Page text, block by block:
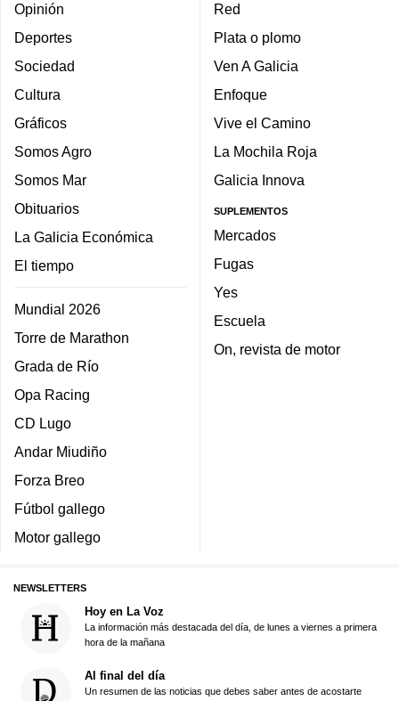
Opinión
Deportes
Sociedad
Cultura
Gráficos
Somos Agro
Somos Mar
Obituarios
La Galicia Económica
El tiempo
Mundial 2026
Torre de Marathon
Grada de Río
Opa Racing
CD Lugo
Andar Miudiño
Forza Breo
Fútbol gallego
Motor gallego
Red
Plata o plomo
Ven A Galicia
Enfoque
Vive el Camino
La Mochila Roja
Galicia Innova
SUPLEMENTOS
Mercados
Fugas
Yes
Escuela
On, revista de motor
NEWSLETTERS
Hoy en La Voz
La información más destacada del día, de lunes a viernes a primera
hora de la mañana
Al final del día
Un resumen de las noticias que debes saber antes de acostarte